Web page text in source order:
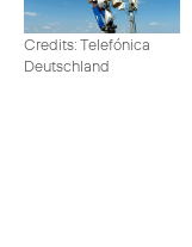
Credits: Telefónica
Deutschland